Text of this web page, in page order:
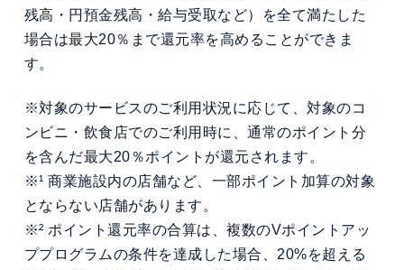
残高・円預金残高・給与受取など）を全て満たした
場合は最大20％まで還元率を高めることができま
す。
※対象のサービスのご利用状況に応じて、対象のコ
ンビニ・飲食店でのご利用時に、通常のポイント分
を含んだ最大20％ポイントが還元されます。
※¹ 商業施設内の店舗など、一部ポイント加算の対象
とならない店舗があります。
※² ポイント還元率の合算は、複数のVポイントアッ
ププログラムの条件を達成した場合、20%を超える